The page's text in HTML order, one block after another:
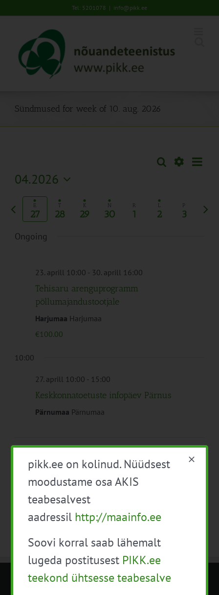
to
Tel: 5201078 | info@pikk.ee
Sündmused for week of 10. aug. 2026
Sündmused
Views
Navigation
Otsi Nädal
04.2026
Vali
kuupäev.
E
27
T
28
K
29
N
30
R
1
L
2 3
Eelmine
nädal
Ongoing
23. aprill 10:00 - 30. aprill 16:00
Tehisaru arenguprogramm
põllumajandustootjale
Harjumaa Harjumaa
€100.00
10:00
27. aprill 10:00 - 15:00
Keskkonnatoetuste infopäev Pärnus
Pärnumaa Pärnumaa
Järgmine
Telli kalender
pikk.ee on kolinud. Nüüdsest
moodustame osa AKIS
teabesalvest
aadressil http://maainfo.ee
Soovi korral saab lähemalt
lugeda postitusest PIKK.ee
teekond ühtsesse teabesalve